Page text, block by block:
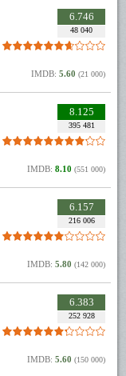
6.746
48 040
IMDB: 5.60 (21 000)
8.125
395 481
IMDB: 8.10 (551 000)
6.157
216 006
IMDB: 5.80 (142 000)
6.383
252 928
IMDB: 5.60 (150 000)